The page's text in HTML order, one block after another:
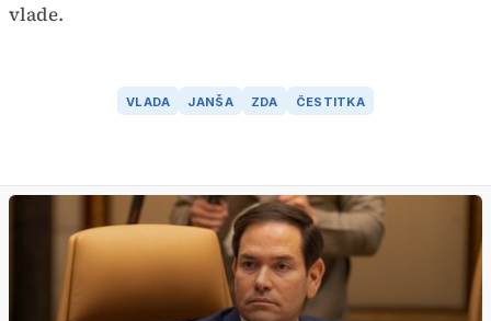
vlade.
VLADA JANŠA ZDA ČESTITKA